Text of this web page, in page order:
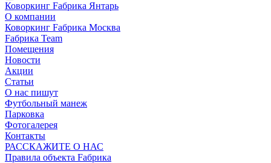
Коворкинг Fабрика Янтарь
О компании
Коворкинг Fабрика Москва
Fабрика Team
Помещения
Новости
Акции
Статьи
О нас пишут
Футбольный манеж
Парковка
Фотогалерея
Контакты
РАССКАЖИТЕ О НАС
Правила объекта Fабрика